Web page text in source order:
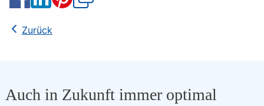
Zurück
Auch in Zukunft immer optimal